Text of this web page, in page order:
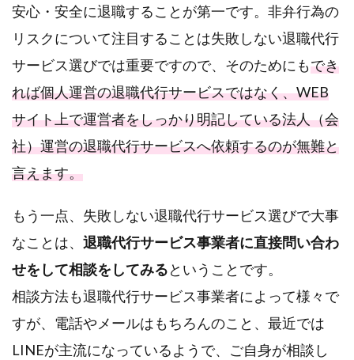
安心・安全に退職することが第一です。非弁行為の
リスクについて注目することは失敗しない退職代行
サービス選びでは重要ですので、そのためにもでき
れば個人運営の退職代行サービスではなく、WEB
サイト上で運営者をしっかり明記している法人（会
社）運営の退職代行サービスへ依頼するのが無難と
言えます。
もう一点、失敗しない退職代行サービス選びで大事
なことは、 退職代行サービス事業者に直接問い合わ
せをして相談をしてみるということです。
相談方法も退職代行サービス事業者によって様々で
すが、電話やメールはもちろんのこと、最近では
LINEが主流になっているようで、ご自身が相談し